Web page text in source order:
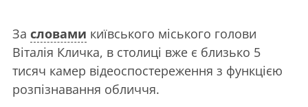
За словами київського міського голови
Віталія Кличка, в столиці вже є близько 5
тисяч камер відеоспостереження з функцією
розпізнавання обличчя.